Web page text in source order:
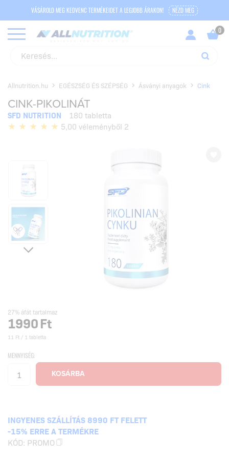
VÁSÁROLD MEG KEDVENC TERMÉKEIDET A LEGJOBB ÁRAKON! NÉZD MEG
Allnutrition.hu EGÉSZSÉG ÉS SZÉPSÉG Ásványi anyagok Cink
CINK-PIKOLINÁT
SFD NUTRITION
180 tabletta
5,00 véleményből 2
27% áfát tartalmaz
1990Ft
11 Ft / 1 tabletta
MENNYISÉG:
INGYENES SZÁLLÍTÁS 8990 FT FELETT
-15% ERRE A TERMÉKRE
KÓD: PROMO